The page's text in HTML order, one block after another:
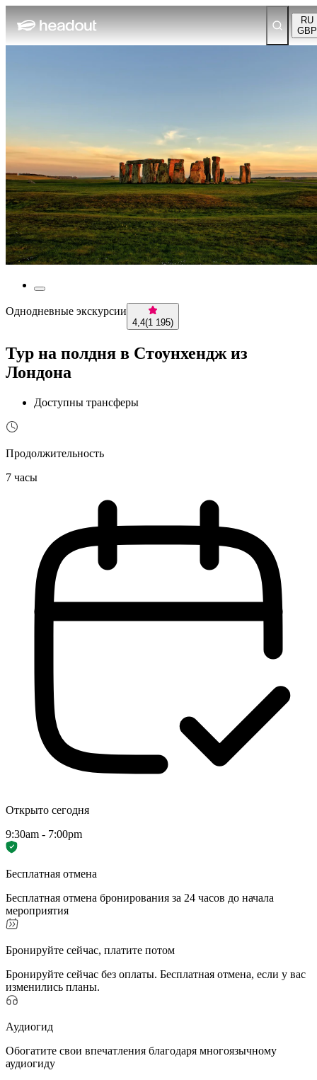
RU
GBP
Однодневные экскурсии
4,4(1 195)
Тур на полдня в Стоунхендж из
Лондона
Доступны трансферы
Продолжительность
7 часы
Открыто сегодня
9:30am - 7:00pm
Бесплатная отмена
Бесплатная отмена бронирования за 24 часов до начала
мероприятия
Бронируйте сейчас, платите потом
Бронируйте сейчас без оплаты. Бесплатная отмена, если у вас
изменились планы.
Аудиогид
Обогатите свои впечатления благодаря многоязычному
аудиогиду